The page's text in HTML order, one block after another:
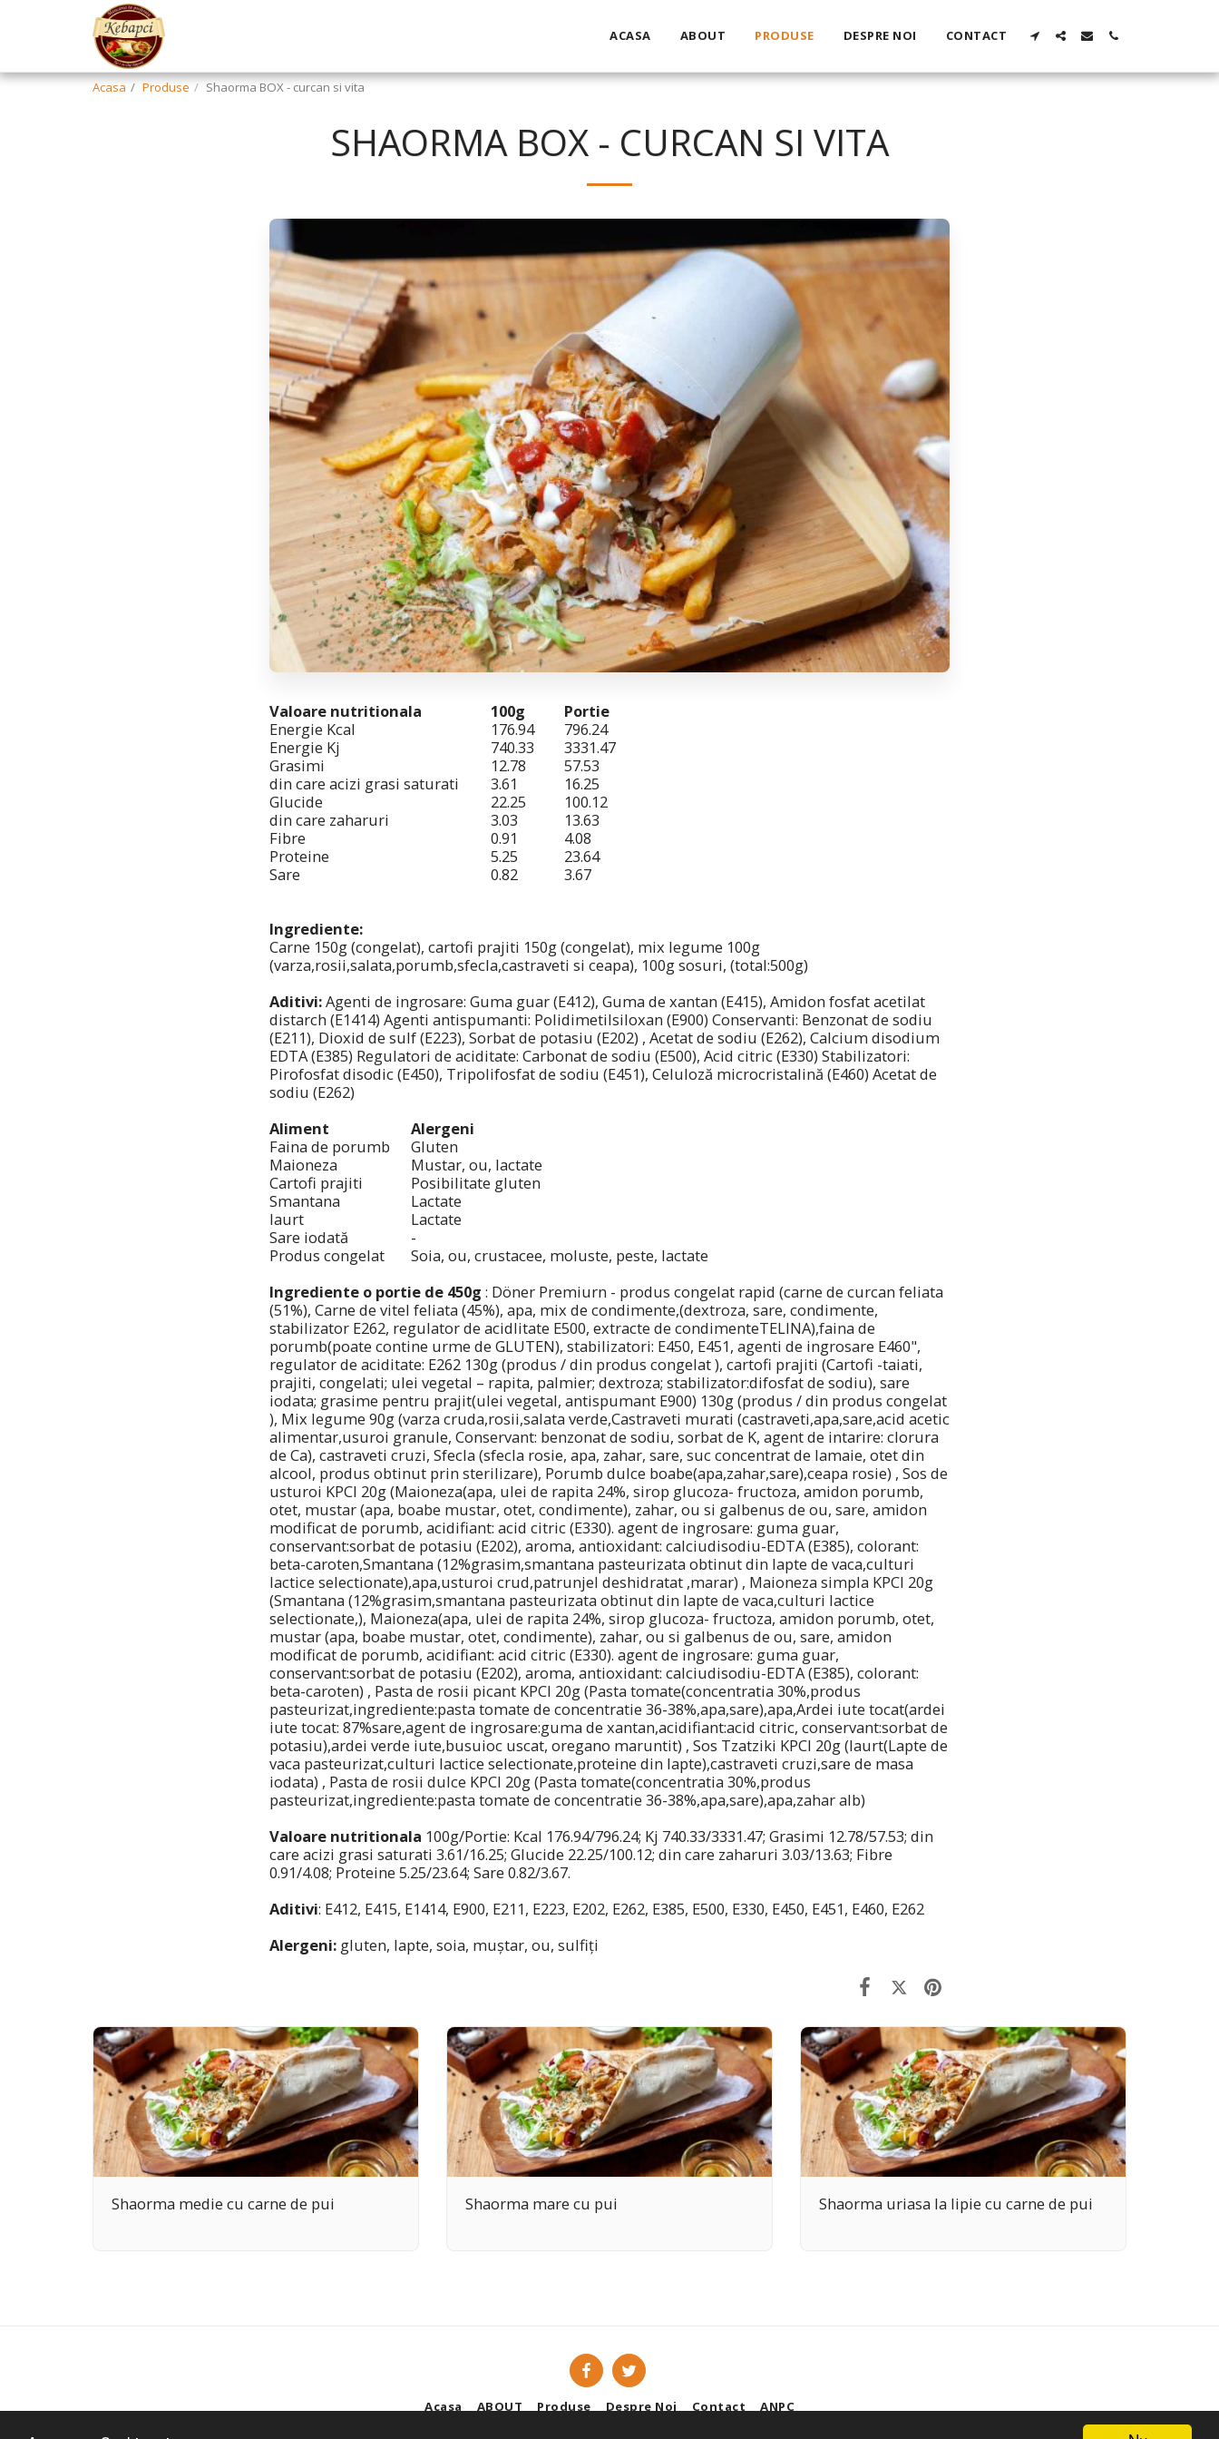
ACASA ABOUT PRODUSE DESPRE NOI CONTACT
Acasa Produse Shaorma BOX - curcan si vita
SHAORMA BOX - CURCAN SI VITA
Valoare nutritionala 100g
Portie
Energie Kcal
176.94
796.24
Energie Kj
740.33
3331.47
Grasimi
12.78
57.53
din care acizi grasi saturati
3.61
16.25
Glucide
22.25
100.12
din care zaharuri
3.03
13.63
Fibre
0.91
4.08
Proteine
5.25
23.64
Sare
0.82 3.67
Ingrediente:
Carne 150g (congelat), cartofi prajiti 150g (congelat), mix legume 100g
(varza,rosii,salata,porumb,sfecla,castraveti si ceapa), 100g sosuri, (total:500g)
Aditivi:Agenti de ingrosare: Guma guar (E412), Guma de xantan (E415), Amidon fosfat acetilat
distarch (E1414) Agenti antispumanti: Polidimetilsiloxan (E900) Conservanti: Benzonat de sodiu
(E211), Dioxid de sulf (E223), Sorbat de potasiu (E202) , Acetat de sodiu (E262), Calcium disodium
EDTA (E385) Regulatori de aciditate: Carbonat de sodiu (E500), Acid citric (E330) Stabilizatori:
Pirofosfat disodic (E450), Tripolifosfat de sodiu (E451), Celuloză microcristalină (E460) Acetat de
sodiu (E262)
Aliment
Alergeni
Faina de porumb
Gluten
Maioneza
Mustar, ou, lactate
Cartofi prajiti
Posibilitate gluten
Smantana
Lactate
Iaurt
Lactate
Sare iodată
-
Produs congelat
Soia, ou, crustacee, moluste, peste, lactate
Ingrediente o portie de 450g : Döner Premiurn - produs congelat rapid (carne de curcan feliata
(51%), Carne de vitel feliata (45%), apa, mix de condimente,(dextroza, sare, condimente,
stabilizator E262, regulator de acidlitate E500, extracte de condimenteTELINA),faina de
porumb(poate contine urme de GLUTEN), stabilizatori: E450, E451, agenti de ingrosare E460",
regulator de aciditate: E262 130g (produs / din produs congelat ), cartofi prajiti (Cartofi -taiati,
prajiti, congelati; ulei vegetal – rapita, palmier; dextroza; stabilizator:difosfat de sodiu), sare
iodata; grasime pentru prajit(ulei vegetal, antispumant E900) 130g (produs / din produs congelat
), Mix legume 90g (varza cruda,rosii,salata verde,Castraveti murati (castraveti,apa,sare,acid acetic
alimentar,usuroi granule, Conservant: benzonat de sodiu, sorbat de K, agent de intarire: clorura
de Ca), castraveti cruzi, Sfecla (sfecla rosie, apa, zahar, sare, suc concentrat de lamaie, otet din
alcool, produs obtinut prin sterilizare), Porumb dulce boabe(apa,zahar,sare),ceapa rosie) , Sos de
usturoi KPCI 20g (Maioneza(apa, ulei de rapita 24%, sirop glucoza- fructoza, amidon porumb,
otet, mustar (apa, boabe mustar, otet, condimente), zahar, ou si galbenus de ou, sare, amidon
modificat de porumb, acidifiant: acid citric (E330). agent de ingrosare: guma guar,
conservant:sorbat de potasiu (E202), aroma, antioxidant: calciudisodiu-EDTA (E385), colorant:
beta-caroten,Smantana (12%grasim,smantana pasteurizata obtinut din lapte de vaca,culturi
lactice selectionate),apa,usturoi crud,patrunjel deshidratat ,marar) , Maioneza simpla KPCI 20g
(Smantana (12%grasim,smantana pasteurizata obtinut din lapte de vaca,culturi lactice
selectionate,), Maioneza(apa, ulei de rapita 24%, sirop glucoza- fructoza, amidon porumb, otet,
mustar (apa, boabe mustar, otet, condimente), zahar, ou si galbenus de ou, sare, amidon
modificat de porumb, acidifiant: acid citric (E330). agent de ingrosare: guma guar,
conservant:sorbat de potasiu (E202), aroma, antioxidant: calciudisodiu-EDTA (E385), colorant:
beta-caroten) , Pasta de rosii picant KPCI 20g (Pasta tomate(concentratia 30%,produs
pasteurizat,ingrediente:pasta tomate de concentratie 36-38%,apa,sare),apa,Ardei iute tocat(ardei
iute tocat: 87%sare,agent de ingrosare:guma de xantan,acidifiant:acid citric, conservant:sorbat de
potasiu),ardei verde iute,busuioc uscat, oregano maruntit) , Sos Tzatziki KPCI 20g (Iaurt(Lapte de
vaca pasteurizat,culturi lactice selectionate,proteine din lapte),castraveti cruzi,sare de masa
iodata) , Pasta de rosii dulce KPCI 20g (Pasta tomate(concentratia 30%,produs
pasteurizat,ingrediente:pasta tomate de concentratie 36-38%,apa,sare),apa,zahar alb)
Valoare nutritionala 100g/Portie: Kcal 176.94/796.24; Kj 740.33/3331.47; Grasimi 12.78/57.53; din
care acizi grasi saturati 3.61/16.25; Glucide 22.25/100.12; din care zaharuri 3.03/13.63; Fibre
0.91/4.08; Proteine 5.25/23.64; Sare 0.82/3.67.
Aditivi: E412, E415, E1414, E900, E211, E223, E202, E262, E385, E500, E330, E450, E451, E460, E262
Alergeni: gluten, lapte, soia, muștar, ou, sulfiți
Shaorma medie cu carne de pui Shaorma mare cu pui Shaorma uriasa la lipie cu carne de pui
Acasa ABOUT Produse Despre Noi Contact
ANPC